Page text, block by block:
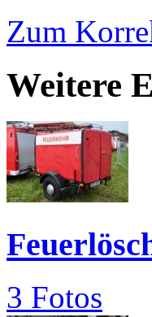
Zum
Weitere
3 Fotos